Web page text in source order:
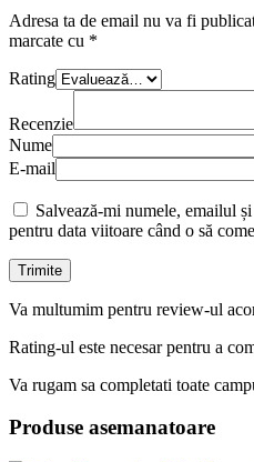
Adresa ta de email nu va fi
marcate cu *
Rating
Recenzie
Nume
E-mail
Salvează-mi numele, emailul
pentru data viitoare când o să
Va multumim pentru review-ul
Rating-ul este necesar pentru a
Va rugam sa completati toate
Produse asemanatoare